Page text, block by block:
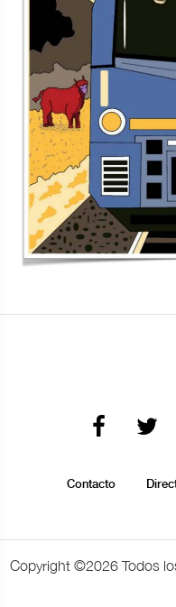
Contacto
Copyright ©2026 Todos